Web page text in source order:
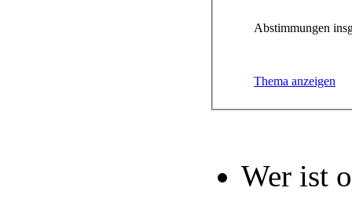
Abstimmungen
Thema anzeigen
Wer ist